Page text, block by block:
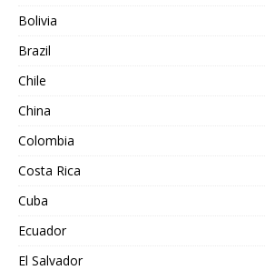
Bolivia
Brazil
Chile
China
Colombia
Costa Rica
Cuba
Ecuador
El Salvador